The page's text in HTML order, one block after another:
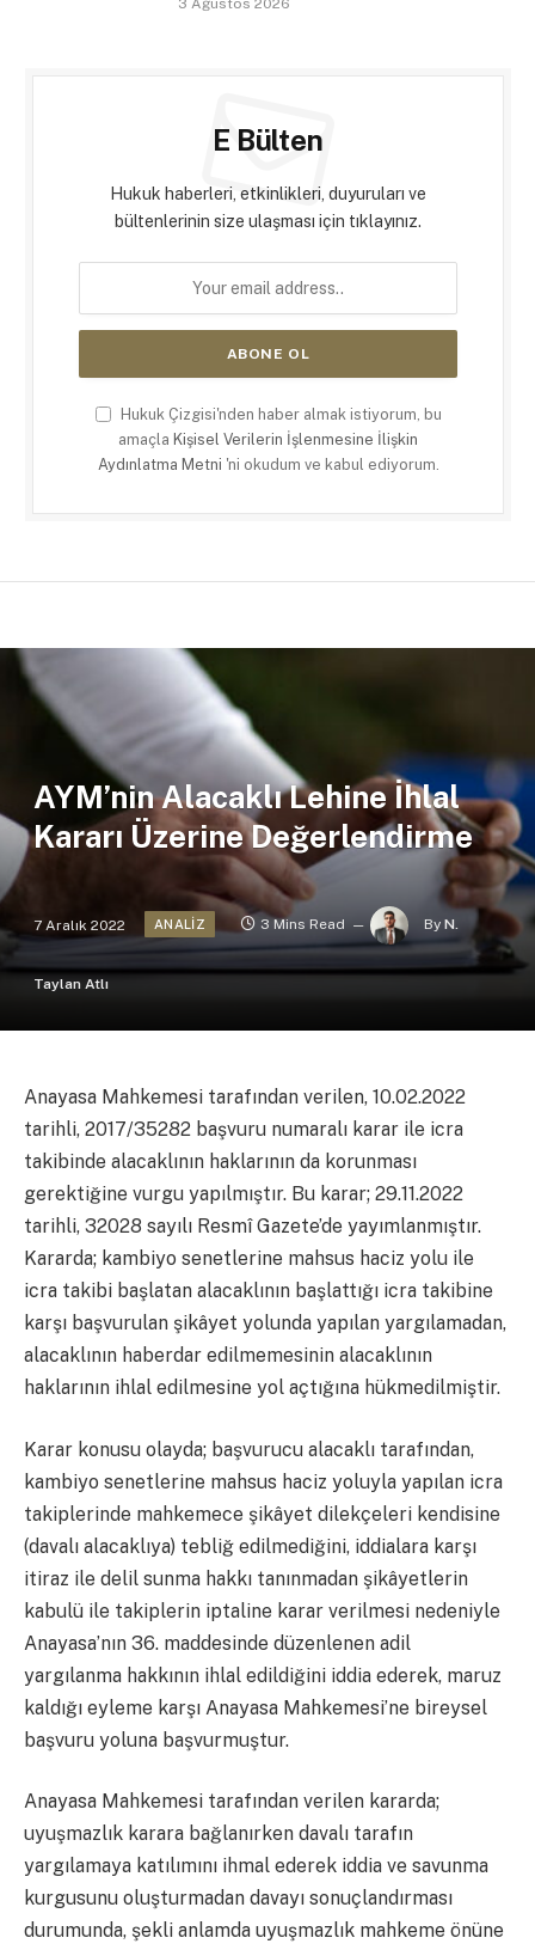
3 Ağustos 2026
E Bülten
Hukuk haberleri, etkinlikleri, duyuruları ve
bültenlerinin size ulaşması için tıklayınız.
Hukuk Çizgisi'nden haber almak istiyorum, bu
amaçla Kişisel Verilerin İşlenmesine İlişkin
Aydınlatma Metni 'ni okudum ve kabul ediyorum.
AYM’nin Alacaklı Lehine İhlal
Kararı Üzerine Değerlendirme
7 Aralık 2022 ANALIZ 3 Mins Read By N.
Taylan Atlı
Anayasa Mahkemesi tarafından verilen, 10.02.2022
tarihli, 2017/35282 başvuru numaralı karar ile icra
takibinde alacaklının haklarının da korunması
gerektiğine vurgu yapılmıştır. Bu karar; 29.11.2022
tarihli, 32028 sayılı Resmî Gazete’de yayımlanmıştır.
Kararda; kambiyo senetlerine mahsus haciz yolu ile
icra takibi başlatan alacaklının başlattığı icra takibine
karşı başvurulan şikâyet yolunda yapılan yargılamadan,
alacaklının haberdar edilmemesinin alacaklının
haklarının ihlal edilmesine yol açtığına hükmedilmiştir.
Karar konusu olayda; başvurucu alacaklı tarafından,
kambiyo senetlerine mahsus haciz yoluyla yapılan icra
takiplerinde mahkemece şikâyet dilekçeleri kendisine
(davalı alacaklıya) tebliğ edilmediğini, iddialara karşı
itiraz ile delil sunma hakkı tanınmadan şikâyetlerin
kabulü ile takiplerin iptaline karar verilmesi nedeniyle
Anayasa’nın 36. maddesinde düzenlenen adil
yargılanma hakkının ihlal edildiğini iddia ederek, maruz
kaldığı eyleme karşı Anayasa Mahkemesi’ne bireysel
başvuru yoluna başvurmuştur.
Anayasa Mahkemesi tarafından verilen kararda;
uyuşmazlık karara bağlanırken davalı tarafın
yargılamaya katılımını ihmal ederek iddia ve savunma
kurgusunu oluşturmadan davayı sonuçlandırması
durumunda, şekli anlamda uyuşmazlık mahkeme önüne